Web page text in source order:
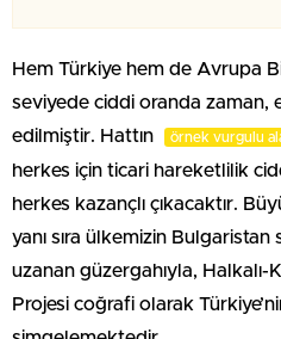
Hem Türkiye hem de Avrupa
seviyede ciddi oranda zaman,
edilmiştir. Hattın
örnek vurgulu
herkes için ticari hareketlilik
herkes kazançlı çıkacaktır.
yanı sıra ülkemizin Bulgaristan
uzanan güzergahıyla, Halkalı-
Projesi coğrafi olarak